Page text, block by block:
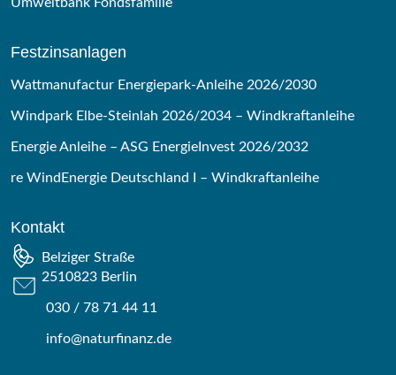
Festzinsanlagen
Wattmanufactur Energiepark-Anleihe 2026/2030
Windpark Elbe-Steinlah 2026/2034 – Windkraftanleihe
Energie Anleihe – ASG EnergieInvest 2026/2032
re WindEnergie Deutschland I – Windkraftanleihe
Kontakt
Belziger Straße
2510823 Berlin
030 / 78 71 44 11
info@naturfinanz.de